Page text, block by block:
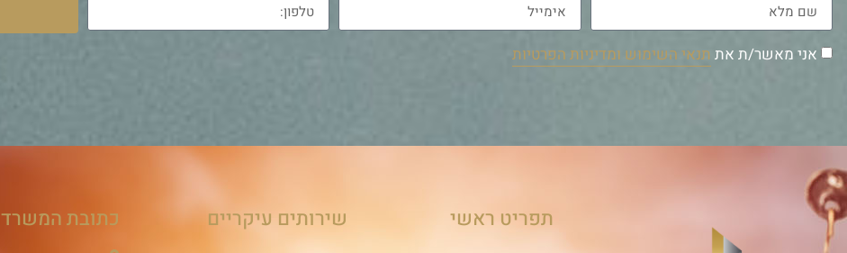
אני מאשר/ת את תנאי השימוש ומדיניות הפרטיות
תפריט ראשי שירותים עיקריים כתובת המשרד